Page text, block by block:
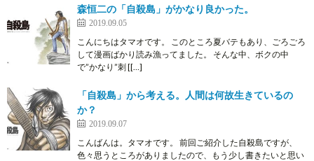
森恒二の「自殺島」がかなり良かった。
2019.09.05
こんにちはタマオです。 このところ夏バテもあり、ごろごろ
して漫画ばかり読み漁ってました。 そんな中、ボクの中
で”かなり”刺 [[…]
「自殺島」から考える。人間は何故生きているの
か？
2019.09.07
こんばんは。タマオです。 前回ご紹介した自殺島ですが、
色々思うところがありましたので、もう少し書きたいと思い